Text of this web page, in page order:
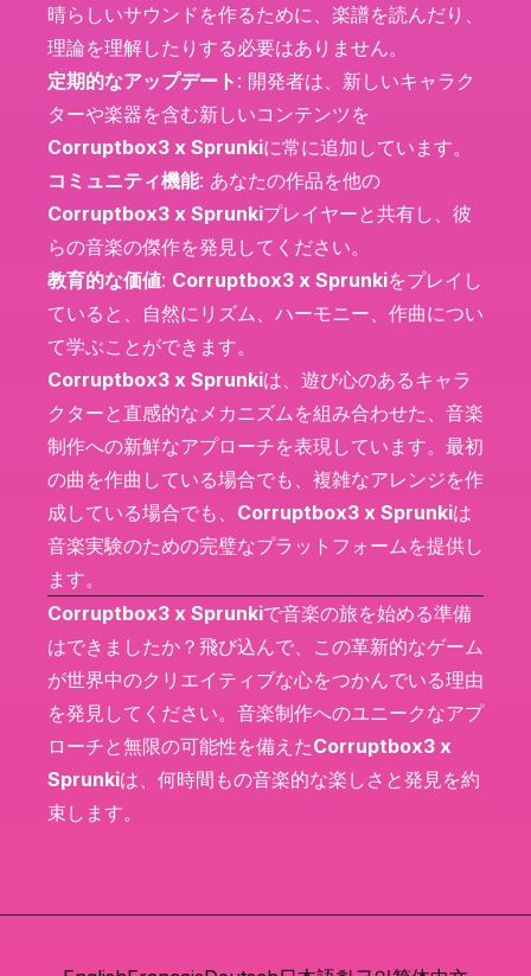
晴らしいサウンドを作るために、楽譜を読んだり、
理論を理解したりする必要はありません。
定期的なアップデート : 開発者は、新しいキャラク
ターや楽器を含む新しいコンテンツを
Corruptbox3 x Sprunkiに常に追加しています。
コミュニティ機能: あなたの作品を他の
Corruptbox3 x Sprunkiプレイヤーと共有し、彼
らの音楽の傑作を発見してください。
教育的な価値: Corruptbox3 x Sprunkiをプレイし
ていると、自然にリズム、ハーモニー、作曲につい
て学ぶことができます。
Corruptbox3 x Sprunkiは、遊び心のあるキャラ
クターと直感的なメカニズムを組み合わせた、音楽
制作への新鮮なアプローチを表現しています。最初
の曲を作曲している場合でも、複雑なアレンジを作
成している場合でも、 Corruptbox3 x Sprunkiは
音楽実験のための完璧なプラットフォームを提供し
ます。
Corruptbox3 x Sprunkiで音楽の旅を始める準備
はできましたか？飛び込んで、この革新的なゲーム
が世界中のクリエイティブな心をつかんでいる理由
を発見してください。音楽制作へのユニークなアプ
ローチと無限の可能性を備えたCorruptbox3 x
Sprunkiは、何時間もの音楽的な楽しさと発見を約
束します。